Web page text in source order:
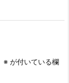
※ が付いている欄